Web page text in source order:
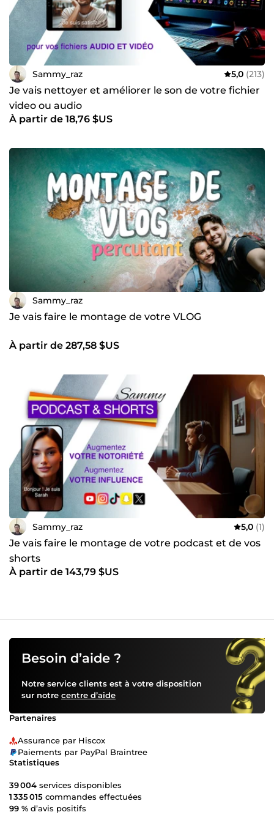
Sammy_raz 5,0 (213)
Je vais nettoyer et améliorer le son de votre fichier
video ou audio
À partir de 18,76 $US
Sammy_raz
Je vais faire le montage de votre VLOG
À partir de 287,58 $US
Sammy_raz 5,0 (1)
Je vais faire le montage de votre podcast et de vos
shorts
À partir de 143,79 $US
Besoin d’aide ?
Notre service clients est à votre disposition
sur notre centre d’aide
Partenaires
Assurance par Hiscox
Paiements par PayPal Braintree
Statistiques
39 004 services disponibles
1 335 015 commandes effectuées
99 % d’avis positifs